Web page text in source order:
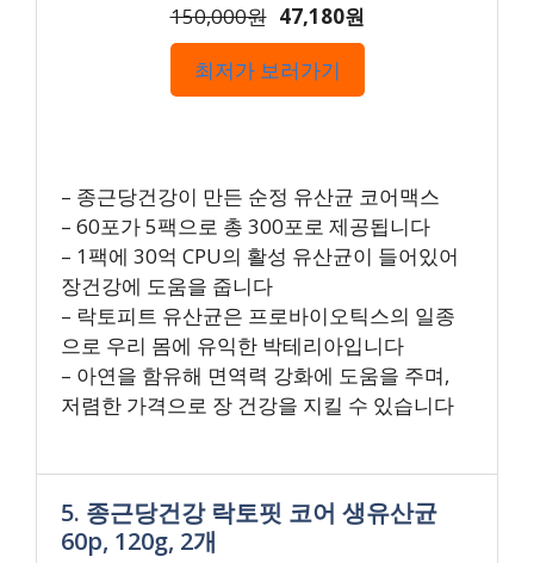
150,000원 47,180원
최저가 보러가기
– 종근당건강이 만든 순정 유산균 코어맥스
– 60포가 5팩으로 총 300포로 제공됩니다
– 1팩에 30억 CPU의 활성 유산균이 들어있어
장건강에 도움을 줍니다
– 락토피트 유산균은 프로바이오틱스의 일종
으로 우리 몸에 유익한 박테리아입니다
– 아연을 함유해 면역력 강화에 도움을 주며,
저렴한 가격으로 장 건강을 지킬 수 있습니다
5. 종근당건강 락토핏 코어 생유산균
60p, 120g, 2개